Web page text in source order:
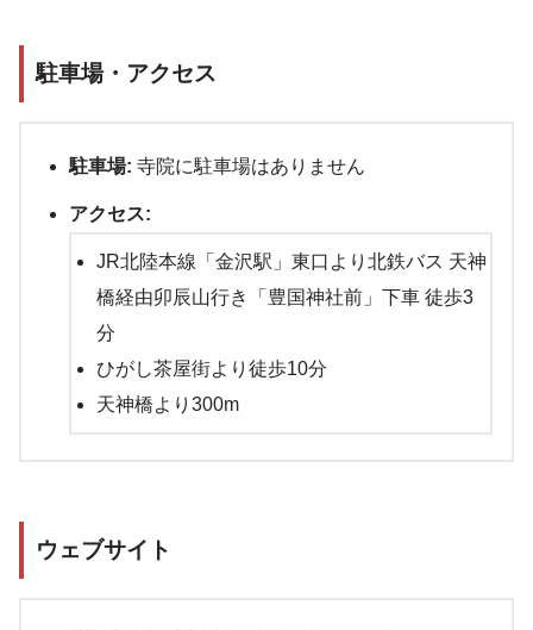
駐車場・アクセス
駐車場: 寺院に駐車場はありません
アクセス:
JR北陸本線「金沢駅」東口より北鉄バス 天神
橋経由卯辰山行き「豊国神社前」下車 徒歩3
分
ひがし茶屋街より徒歩10分
天神橋より300m
ウェブサイト